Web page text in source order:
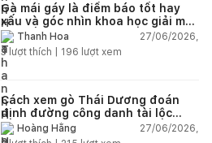
Gà mái gáy là điềm báo tốt hay
xấu và góc nhìn khoa học giải mã
chi tiết
Thanh Hoa
27/06/2026,
3lượt thích | 196 lượt xem
Cách xem gò Thái Dương đoán
định đường công danh tài lộc
theo nhân tướng học
Hoàng Hằng
27/06/2026,